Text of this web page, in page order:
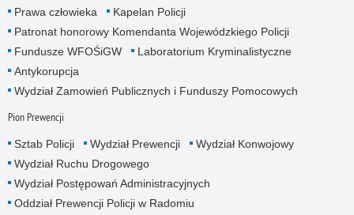
Prawa człowieka
Kapelan Policji
Patronat honorowy Komendanta Wojewódzkiego Policji
Fundusze WFOŚiGW
Laboratorium Kryminalistyczne
Antykorupcja
Wydział Zamowień Publicznych i Funduszy Pomocowych
Pion Prewencji
Sztab Policji Wydział Prewencji
Wydział Konwojowy
Wydział Ruchu Drogowego
Wydział Postępowań Administracyjnych
Oddział Prewencji Policji w Radomiu